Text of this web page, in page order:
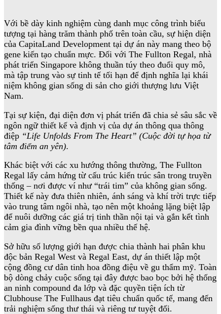
Với bề dày kinh nghiệm cùng danh mục công trình biểu
tượng tại hàng trăm thành phố trên toàn cầu, sự hiện diện
của CapitaLand Development tại dự án này mang theo bộ
gene kiến tạo chuẩn mực. Đối với The Fullton Regal, nhà
phát triển Singapore không thuần túy theo đuổi quy mô,
mà tập trung vào sự tinh tế tối hạn để định nghĩa lại khái
niệm không gian sống di sản cho giới thượng lưu Việt
Nam.
Tại sự kiện, đại diện đơn vị phát triển đã chia sẻ sâu sắc về
ngôn ngữ thiết kế và định vị của dự án thông qua thông
điệp “Life Unfolds From The Heart” (Cuộc đời tự họa từ
tâm điểm an yên).
Khác biệt với các xu hướng thông thường, The Fullton
Regal lấy cảm hứng từ cấu trúc kiến trúc sân trong truyền
thống – nơi được ví như “trái tim” của không gian sống.
Thiết kế này đưa thiên nhiên, ánh sáng và khí trời trực tiếp
vào trung tâm ngôi nhà, tạo nên một khoảng lặng biệt lập
để nuôi dưỡng các giá trị tinh thần nội tại và gắn kết tình
cảm gia đình vững bền qua nhiều thế hệ.
Sở hữu số lượng giới hạn được chia thành hai phân khu
độc bản Regal West và Regal East, dự án thiết lập một
cộng đồng cư dân tinh hoa đồng điệu về gu thẩm mỹ. Toàn
bộ dòng chảy cuộc sống tại đây được bao bọc bởi hệ thống
an ninh compound đa lớp và đặc quyền tiện ích từ
Clubhouse The Fullhaus đạt tiêu chuẩn quốc tế, mang đến
trải nghiệm sống thư thái và riêng tư tuyệt đối.